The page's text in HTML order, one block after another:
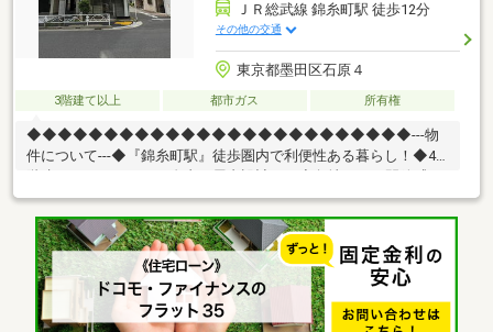
ＪＲ総武線 錦糸町駅 徒歩12分
その他の交通
東京都墨田区石原４
3階建て以上 都市ガス 所有権
◆◆◆◆◆◆◆◆◆◆◆◆◆◆◆◆◆◆◆◆◆◆◆◆◆---物
件について---◆『錦糸町駅』徒歩圏内で利便性ある暮らし！◆4
陽当たり良好！---こちらの物件でアドキャストが出来る事---◆提
携銀行のご利用が可能（金利0.92％)◆物件調査報告書の作成が可
能です◆ライフプランシミュレーション(※LP)の実施が可能です
(※LPとは、住宅購入後の資金シミュレーションで
す)◆◆◆◆◆◆◆◆◆◆◆◆◆◆◆◆◆◆◆◆◆◆◆◆◆